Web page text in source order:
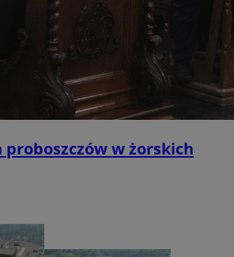
proboszczów w żorskich